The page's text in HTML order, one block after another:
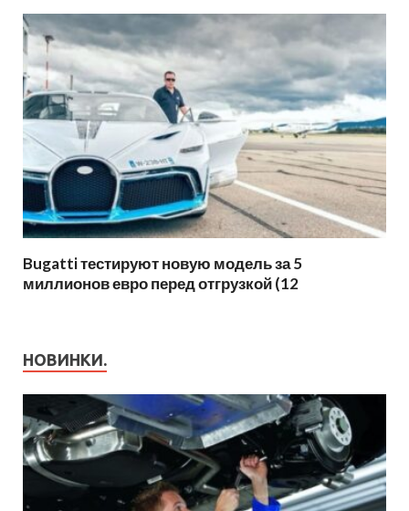
Bugatti тестируют новую модель за 5
миллионов евро перед отгрузкой (12
НОВИНКИ.